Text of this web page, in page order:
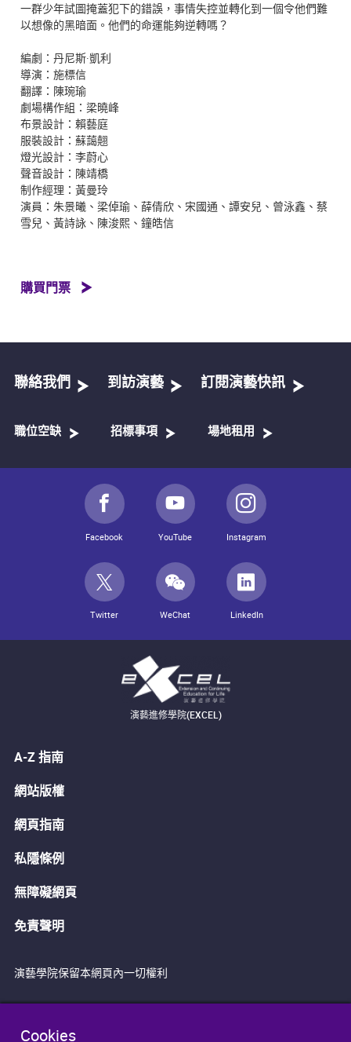
Cookies
一群少年試圖掩蓋犯下的錯誤，事情失控並轉化到一個令他們難
以想像的黑暗面。他們的命運能夠逆轉嗎？
編劇：丹尼斯·凱利
導演：施標信
翻譯：陳琬瑜
劇場構作組：梁曉峰
布景設計：賴藝庭
服裝設計：蘇藹翹
燈光設計：李蔚心
聲音設計：陳靖橋
制作經理：黃曼玲
演員：朱景曦、梁倬瑜、薛倩欣、宋國通、譚安兒、曾泳鑫、蔡
雪兒、黃詩詠、陳浚熙、鐘皓信
購買門票
聯絡我們 到訪演藝 訂閱演藝快訊
職位空缺 招標事項 場地租用
Facebook YouTube Instagram
Twitter WeChat LinkedIn
演藝進修學院(EXCEL)
A-Z 指南
網站版權
網頁指南
私隱條例
無障礙網頁
免責聲明
演藝學院保留本網頁內一切權利